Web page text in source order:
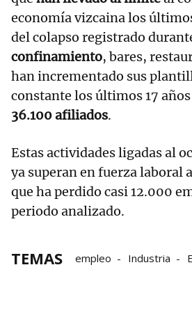
economía vizcaina los
del colapso registrado
confinamiento, bares,
han incrementado sus
constante los últimos 17
36.100 afiliados.
Estas actividades ligadas al
ya superan en fuerza laboral
que ha perdido casi 12.000
periodo analizado.
TEMAS empleo Industria